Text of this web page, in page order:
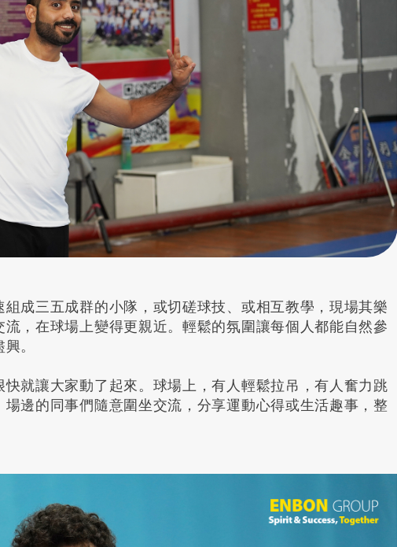
成三五成群的小隊，或切磋球技、或相互教學，現場其樂
，在球場上變得更親近。輕鬆的氛圍讓每個人都能自然參
。
就讓大家動了起來。球場上，有人輕鬆拉吊，有人奮力跳
邊的同事們隨意圍坐交流，分享運動心得或生活趣事，整